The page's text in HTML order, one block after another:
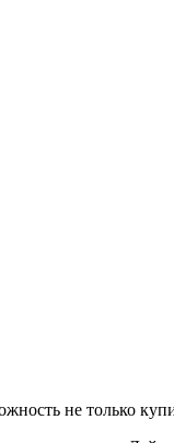
не только